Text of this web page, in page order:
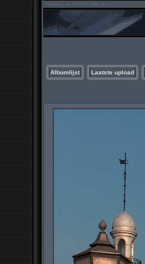
Albumlijst Laatste upload